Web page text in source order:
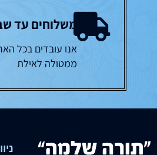
משלוחים עד
אנו עובדים בכל
ממטולה לאילת